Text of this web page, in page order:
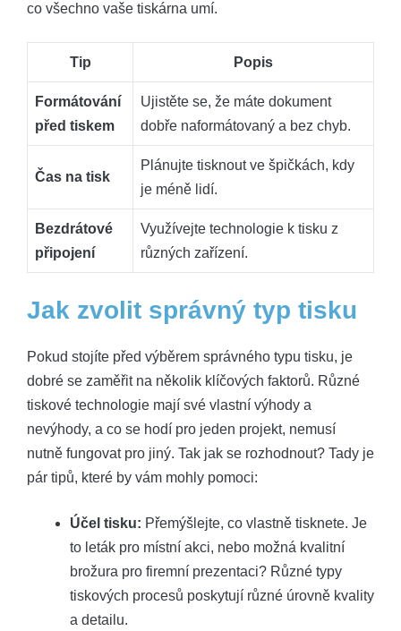
co všechno vaše tiskárna umí.
Tip Popis
Formátování
před tiskem
Ujistěte se, že máte dokument
dobře naformátovaný a bez chyb.
Čas na tisk
Plánujte tisknout ve špičkách, kdy
je méně lidí.
Bezdrátové
připojení
Využívejte technologie k tisku z
různých zařízení.
Jak zvolit správný typ tisku
Pokud stojíte před výběrem správného typu tisku, je
dobré se zaměřit na několik klíčových faktorů. Různé
tiskové technologie mají své vlastní výhody a
nevýhody, a co se hodí pro jeden projekt, nemusí
nutně fungovat pro jiný. Tak jak se rozhodnout? Tady je
pár tipů, které by vám mohly pomoci:
Účel tisku: Přemýšlejte, co vlastně tisknete. Je
to leták pro místní akci, nebo možná kvalitní
brožura pro firemní prezentaci? Různé typy
tiskových procesů poskytují různé úrovně kvality
a detailu.